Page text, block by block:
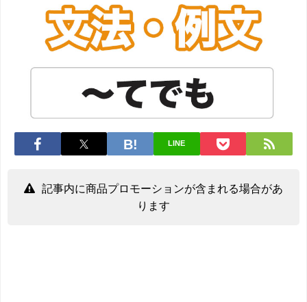
LINE
記事内に商品プロモーションが含まれる場合があ
ります